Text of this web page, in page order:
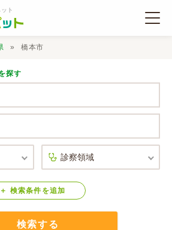
ト
橋本市
探す
検索条件 を追加
検索する